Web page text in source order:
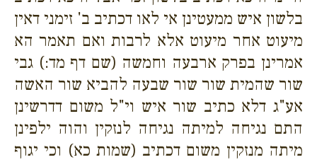
בלשון איש ממעטינן אי לאו דכתיב ב' זימני דאין
מיעוט אחר מיעוט אלא לרבות ואם תאמר הא
אמרינן בפרק ארבעה וחמשה (שם דף מד:) גבי
שור שהמית שור שור שבעה להביא שור האשה
אע"ג דלא כתיב שור איש וי"ל משום דדרשינן
התם נגיחה למיתה נגיחה לנזקין והוה ילפינן
מיתה מנזקין משום דכתיב (שמות כא) וכי יגוף